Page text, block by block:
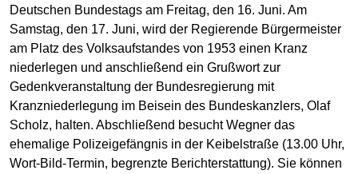
Deutschen Bundestags am Freitag, den 16. Juni. Am
Samstag, den 17. Juni, wird der Regierende Bürgermeister
am Platz des Volksaufstandes von 1953 einen Kranz
niederlegen und anschließend ein Grußwort zur
Gedenkveranstaltung der Bundesregierung mit
Kranzniederlegung im Beisein des Bundeskanzlers, Olaf
Scholz, halten. Abschließend besucht Wegner das
ehemalige Polizeigefängnis in der Keibelstraße (13.00 Uhr,
Wort-Bild-Termin, begrenzte Berichterstattung). Sie können